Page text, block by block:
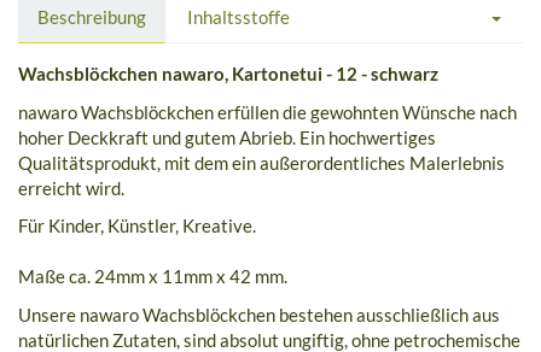
Beschreibung Inhaltsstoffe
Wachsblöckchen nawaro, Kartonetui - 12 - schwarz
nawaro Wachsblöckchen erfüllen die gewohnten Wünsche nach
hoher Deckkraft und gutem Abrieb. Ein hochwertiges
Qualitätsprodukt, mit dem ein außerordentliches Malerlebnis
erreicht wird.
Für Kinder, Künstler, Kreative.
Maße ca. 24mm x 11mm x 42 mm.
Unsere nawaro Wachsblöckchen bestehen ausschließlich aus
natürlichen Zutaten, sind absolut ungiftig, ohne petrochemische